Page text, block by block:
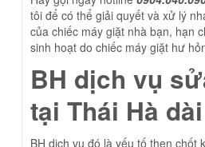
tôi để có thể giải quyết và xử lý
của chiếc máy giặt nhà bạn, hạn
sinh hoạt do chiếc máy giặt hư
BH dịch vụ
tại Thái Hà
BH dịch vụ đó là yếu tố then chốt